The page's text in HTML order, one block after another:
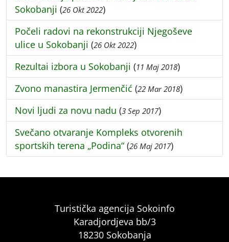
Sokobanji (26 Okt 2022)
Počeli radovi na rekonstrukciji Njegoševe
ulice u Sokobanji (26 Okt 2022)
Rezultai izbora u Sokobanji (11 Maj 2018)
Zvono manastira Jermenčić (22 Mar 2018)
Novi ljudi za novu nadu (3 Sep 2017)
Svečano otvaranje Kompleks otvorenih
sportskih terena „Podina“ (26 Maj 2017)
Turistička agencija Sokoinfo
Karadjordjeva bb/3
18230 Sokobanja